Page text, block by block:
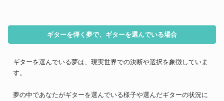
ギターを弾く夢で、ギターを選んでいる場合
ギターを選んでいる夢は、現実世界での決断や選択を象徴していま
す。
夢の中であなたがギターを選んでいる様子や選んだギターの状況に